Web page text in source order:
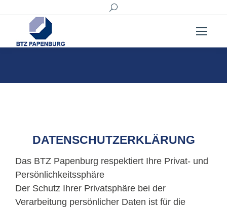
Search:
DATENSCHUTZERKLÄRUNG
Das BTZ Papenburg respektiert Ihre Privat- und
Persönlichkeitssphäre
Der Schutz Ihrer Privatsphäre bei der
Verarbeitung persönlicher Daten ist für die